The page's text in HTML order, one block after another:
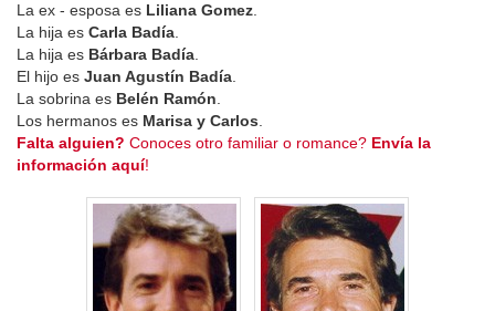
La ex - esposa es Liliana Gomez
La hija es Carla Badía
La hija es Bárbara Badía
El hijo es Juan Agustín Badía
La sobrina es Belén Ramón
Los hermanos es Marisa y Carlos
Falta alguien? Conoces otro familiar o romance? Envía la
información aquí!